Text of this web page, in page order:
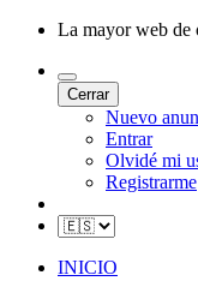
La mayor web de
Cerrar
Nuevo
Entrar
Olvidé mi
Registrarme
INICIO